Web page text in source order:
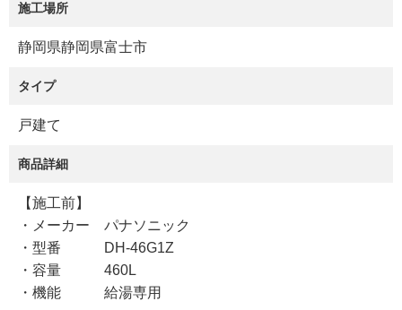
施工場所
静岡県静岡県富士市
タイプ
戸建て
商品詳細
【施工前】
・メーカー パナソニック
・型番 DH-46G1Z
・容量 460L
・機能 給湯専用